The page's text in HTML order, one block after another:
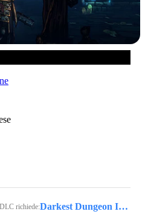
richiede: Darkest Dungeon II (PC) - Steam Key - GLOBAL